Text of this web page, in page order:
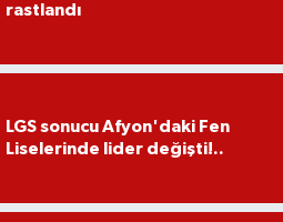
rastlandı
LGS sonucu Afyon'daki Fen
Liselerinde lider değişti!..